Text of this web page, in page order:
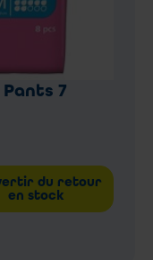
7
du retour
en stock